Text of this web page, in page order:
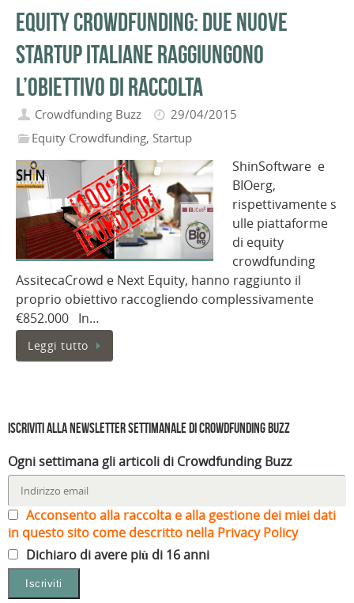
Equity Crowdfunding: due nuove
startup italiane raggiungono
l’obiettivo di raccolta
Crowdfunding Buzz
29/04/2015
Equity Crowdfunding, Startup
ShinSoftware e
BIOerg,
rispettivamente s
ulle piattaforme
di equity
crowdfunding
AssitecaCrowd e Next Equity, hanno raggiunto il
proprio obiettivo raccogliendo complessivamente
€852.000 In…
Leggi tutto
Iscriviti alla Newsletter settimanale di Crowdfunding Buzz
Ogni settimana gli articoli di Crowdfunding Buzz
Acconsento alla raccolta e alla gestione dei miei dati
in questo sito come descritto nella Privacy Policy
Dichiaro di avere più di 16 anni